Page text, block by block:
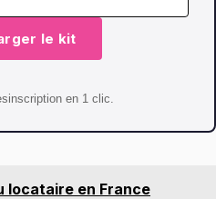
le kit
en 1 clic.
locataire en France